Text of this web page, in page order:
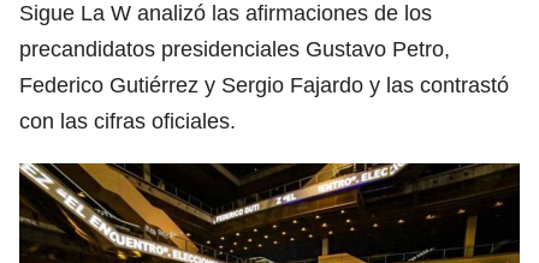
Sigue La W analizó las afirmaciones de los
precandidatos presidenciales Gustavo Petro,
Federico Gutiérrez y Sergio Fajardo y las contrastó
con las cifras oficiales.